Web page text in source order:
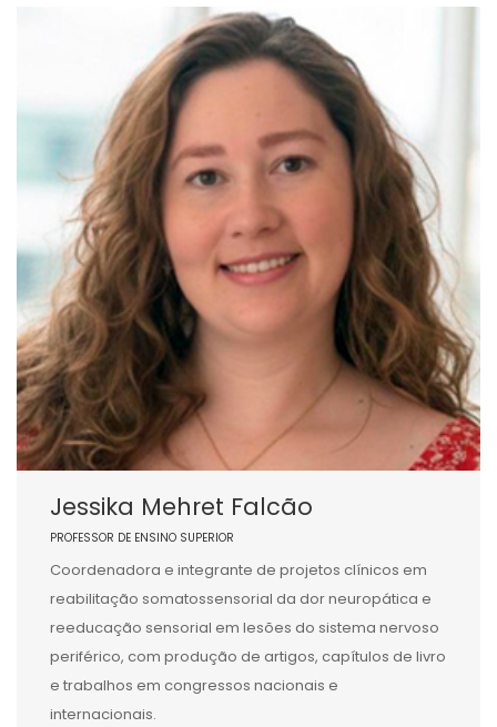
Jessika Mehret Falcão
PROFESSOR DE ENSINO SUPERIOR
Coordenadora e integrante de projetos clínicos em
reabilitação somatossensorial da dor neuropática e
reeducação sensorial em lesões do sistema nervoso
periférico, com produção de artigos, capítulos de livro
e trabalhos em congressos nacionais e
internacionais.